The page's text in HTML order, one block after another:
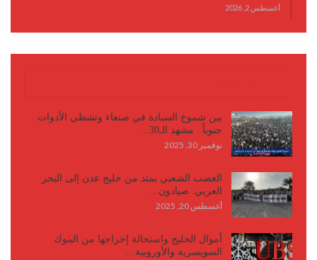
أغسطس 2, 2026
بين شموخ السيادة في صنعاء وتشظي الأدوات
جنوباً.. مشهد الـ30…
نوفمبر 30, 2025
الغضب الشعبي يمتد من خليج عدن إلى البحر
العربي: صيادون…
أغسطس 20, 2025
أموال الخليج واستحالة إخراجها من البنوك
السويسرية والأوروبية…